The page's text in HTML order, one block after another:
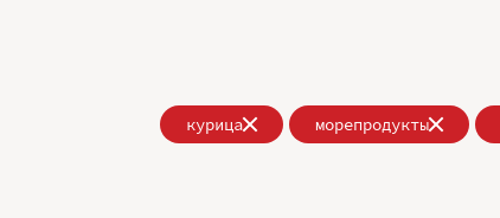
курица морепродукты